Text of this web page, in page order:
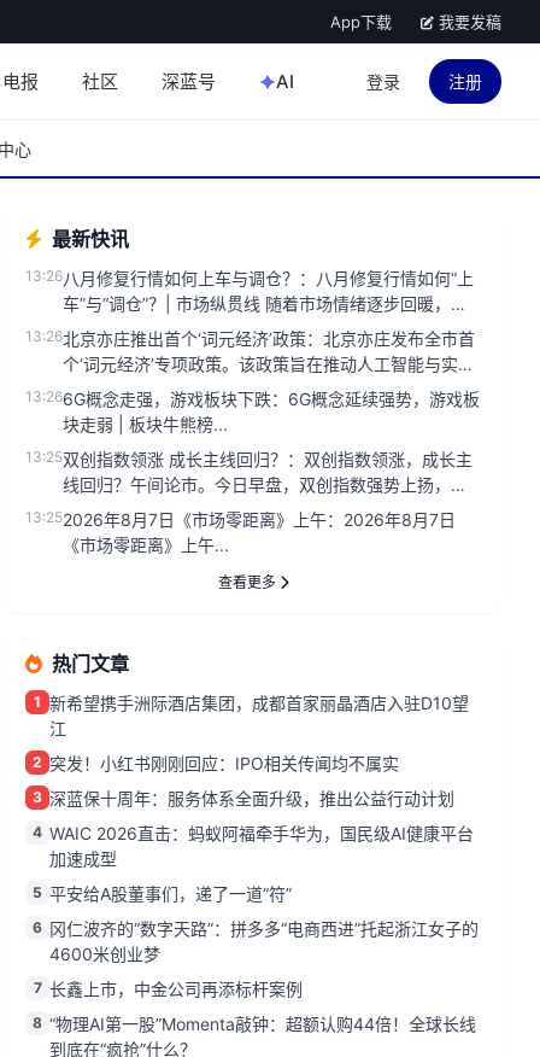
App下载 我要发稿
电报 社区 深蓝号 AI 登录 注册
心
最新快讯
13:26八月修复行情如何上车与调仓？：八月修复行情如何“上
车”与“调仓”？| 市场纵贯线 随着市场情绪逐步回暖，八
月的修复行情...
13:26北京亦庄推出首个‘词元经济’政策：北京亦庄发布全市首
个‘词元经济’专项政策。该政策旨在推动人工智能与实体
经济深度融合，支...
13:266G概念走强，游戏板块下跌：6G概念延续强势，游戏板
块走弱 | 板块牛熊榜...
13:25双创指数领涨 成长主线回归？：双创指数领涨，成长主
线回归？午间论市。今日早盘，双创指数强势上扬，带
动市场情绪回暖。分析人...
13:252026年8月7日《市场零距离》上午：2026年8月7日
《市场零距离》上午...
查看更多
热门文章
1 新希望携手洲际酒店集团，成都首家丽晶酒店入驻D10望
江
2 突发！小红书刚刚回应：IPO相关传闻均不属实
3 深蓝保十周年：服务体系全面升级，推出公益行动计划
4 WAIC 2026直击：蚂蚁阿福牵手华为，国民级AI健康平台
加速成型
5 平安给A股董事们，递了一道“符”
6 冈仁波齐的“数字天路”：拼多多“电商西进”托起浙江女子的
4600米创业梦
7 长鑫上市，中金公司再添标杆案例
8 “物理AI第一股”Momenta敲钟：超额认购44倍！全球长线
到底在“疯抢”什么？